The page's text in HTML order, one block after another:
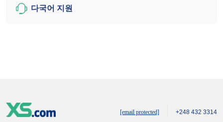
다국어 지원
[email protected] +248 432 3314